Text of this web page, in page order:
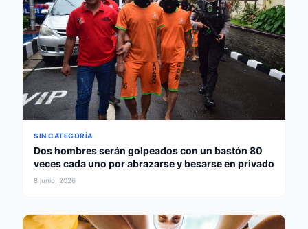
SIN CATEGORÍA
Dos hombres serán golpeados con un bastón 80
veces cada uno por abrazarse y besarse en privado
8 junio, 2026